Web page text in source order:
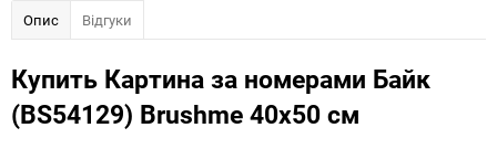
Опис Відгуки
Купить Картина за номерами Байк
(BS54129) Brushme 40x50 см